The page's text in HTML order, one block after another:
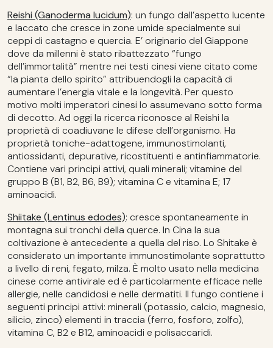
Reishi (Ganoderma lucidum): un fungo dall’aspetto lucente
e laccato che cresce in zone umide specialmente sui
ceppi di castagno e quercia. E’ originario del Giappone
dove da millenni è stato ribattezzato “fungo
dell’immortalità” mentre nei testi cinesi viene citato come
“la pianta dello spirito” attribuendogli la capacità di
aumentare l’energia vitale e la longevità. Per questo
motivo molti imperatori cinesi lo assumevano sotto forma
di decotto. Ad oggi la ricerca riconosce al Reishi la
proprietà di coadiuvane le difese dell’organismo. Ha
proprietà toniche-adattogene, immunostimolanti,
antiossidanti, depurative, ricostituenti e antinfiammatorie.
Contiene vari principi attivi, quali minerali; vitamine del
gruppo B (B1, B2, B6, B9); vitamina C e vitamina E; 17
aminoacidi.
Shiitake (Lentinus edodes): cresce spontaneamente in
montagna sui tronchi della querce. In Cina la sua
coltivazione è antecedente a quella del riso. Lo Shitake è
considerato un importante immunostimolante soprattutto
a livello di reni, fegato, milza. È molto usato nella medicina
cinese come antivirale ed è particolarmente efficace nelle
allergie, nelle candidosi e nelle dermatiti. Il fungo contiene i
seguenti principi attivi: minerali (potassio, calcio, magnesio,
silicio, zinco) elementi in traccia (ferro, fosforo, zolfo),
vitamina C, B2 e B12, aminoacidi e polisaccaridi.